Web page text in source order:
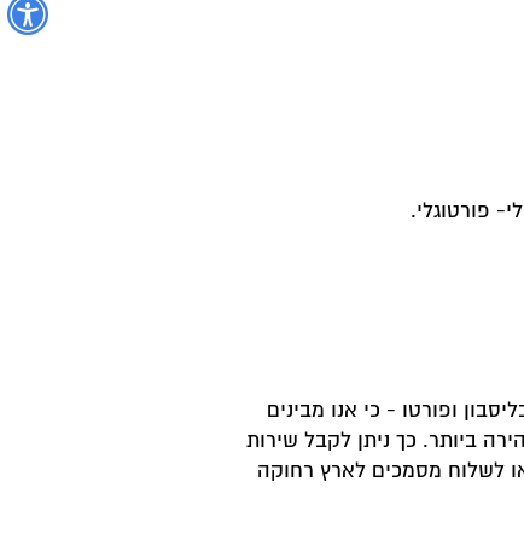
פורטוגלי.
ופורטו - כי אנו מבינים
ביותר. כך ניתן לקבל שירות
לשלוח מסמכים לארץ רחוקה